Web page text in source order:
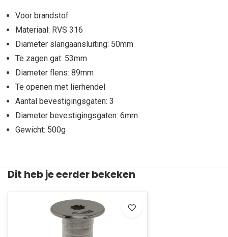
Voor brandstof
Materiaal: RVS 316
Diameter slangaansluiting: 50mm
Te zagen gat: 53mm
Diameter flens: 89mm
Te openen met lierhendel
Aantal bevestigingsgaten: 3
Diameter bevestigingsgaten: 6mm
Gewicht: 500g
Dit heb je eerder bekeken